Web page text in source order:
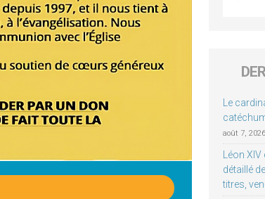
Le
août 7, 2026
Léon
détaillé
titres,